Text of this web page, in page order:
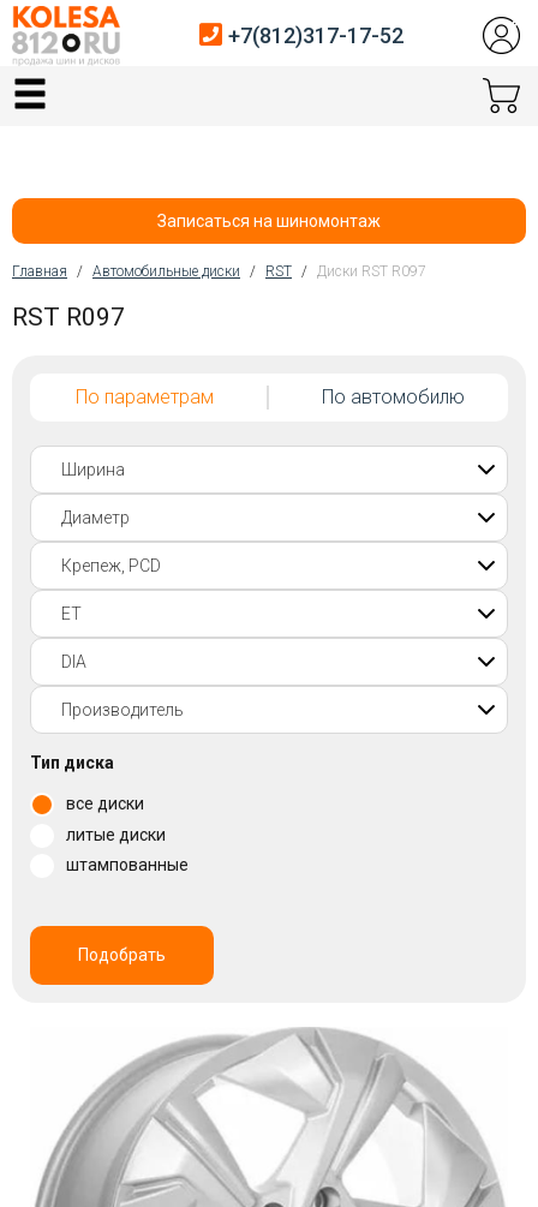
Главная
Автосервис
Датчики давления
Покупателям
Контакты
Войти на сайт
+7(812)317-
17-
52
Пн-
Вс:
+7(812)317-17-52
Записаться на шиномонтаж
Вы здесь
Главная / Автомобильные диски / RST / Диски RST R097
RST R097
По параметрам По автомобилю
Тип диска
все диски
литые диски
штампованные
Подобрать